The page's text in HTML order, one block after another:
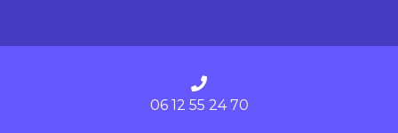
06 12 55 24 70